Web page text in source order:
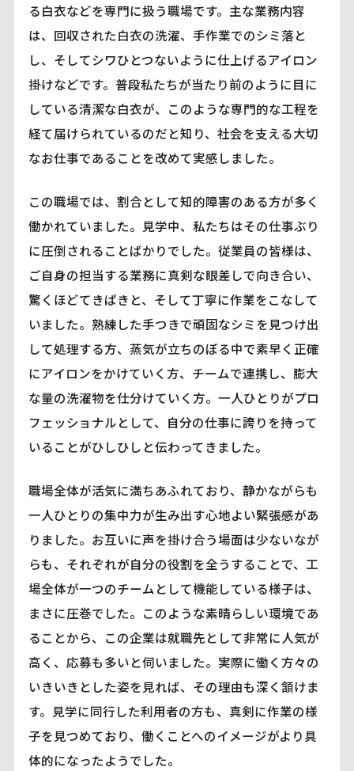
る白衣などを専門に扱う職場です。主な業務内容
は、回収された白衣の洗濯、手作業でのシミ落と
し、そしてシワひとつないように仕上げるアイロン
掛けなどです。普段私たちが当たり前のように目に
している清潔な白衣が、このような専門的な工程を
経て届けられているのだと知り、社会を支える大切
なお仕事であることを改めて実感しました。
この職場では、割合として知的障害のある方が多く
働かれていました。見学中、私たちはその仕事ぶり
に圧倒されることばかりでした。従業員の皆様は、
ご自身の担当する業務に真剣な眼差しで向き合い、
驚くほどてきぱきと、そして丁寧に作業をこなして
いました。熟練した手つきで頑固なシミを見つけ出
して処理する方、蒸気が立ちのぼる中で素早く正確
にアイロンをかけていく方、チームで連携し、膨大
な量の洗濯物を仕分けていく方。一人ひとりがプロ
フェッショナルとして、自分の仕事に誇りを持って
いることがひしひしと伝わってきました。
職場全体が活気に満ちあふれており、静かながらも
一人ひとりの集中力が生み出す心地よい緊張感があ
りました。お互いに声を掛け合う場面は少ないなが
らも、それぞれが自分の役割を全うすることで、工
場全体が一つのチームとして機能している様子は、
まさに圧巻でした。このような素晴らしい環境であ
ることから、この企業は就職先として非常に人気が
高く、応募も多いと伺いました。実際に働く方々の
いきいきとした姿を見れば、その理由も深く頷けま
す。見学に同行した利用者の方も、真剣に作業の様
子を見つめており、働くことへのイメージがより具
体的になったようでした。